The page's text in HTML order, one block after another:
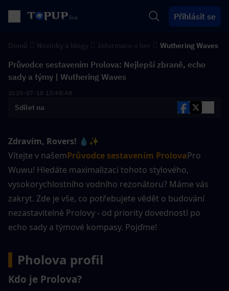
Přihlásit se
Wuthering Waves
Průvodce sestavením Prolova: Nejlepší zbraně, echo
sady a týmy | Wuthering Waves
2025-07-18 13:48:48
Sdílet na
Zdravím, Rovers! 💧✨
Vítejte v našemPrůvodce sestavením ProlovaPro
Wuwu! Hledáte maximalizaci tohoto stylového,
vysokorychlostního vodního rezonátoru? Máme vás
zakryt. Zde je vše, co potřebujete vědět o budování
nezastavitelné Prolovy - od priority dovedností po
echo sady a týmové kompasy. Pojďme!
Pholova profil
Kdo je Prolova?